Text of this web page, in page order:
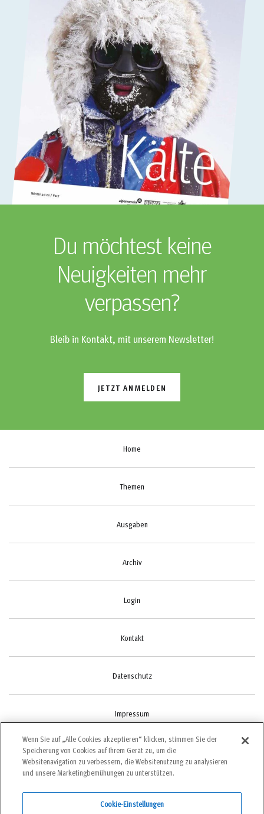
Du möchtest keine
Neuigkeiten mehr
verpassen?
Bleib in Kontakt, mit unserem Newsletter!
JETZT ANMELDEN
Home
Themen
Ausgaben
Archiv
Login
Kontakt
Datenschutz
Impressum
Cookie-Einstellungen
Wenn Sie auf „Alle Cookies akzeptieren“ klicken, stimmen Sie der
Speicherung von Cookies auf Ihrem Gerät zu, um die
Websitenavigation zu verbessern, die Websitenutzung zu analysieren
und unsere Marketingbemühungen zu unterstützen.
Cookie-Einstellungen